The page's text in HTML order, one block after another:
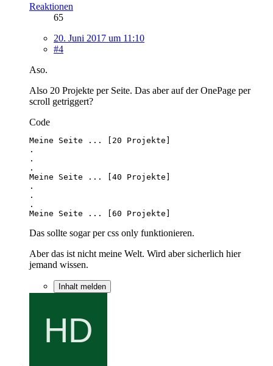
Reaktionen
65
20. Juni 2017 um 11:10
#4
Aso.
Also 20 Projekte per Seite. Das aber auf der OnePage per
scroll getriggert?
Code
Meine Seite ... [60 Projekte]
Das sollte sogar per css only funktionieren.
Aber das ist nicht meine Welt. Wird aber sicherlich hier
jemand wissen.
Inhalt melden